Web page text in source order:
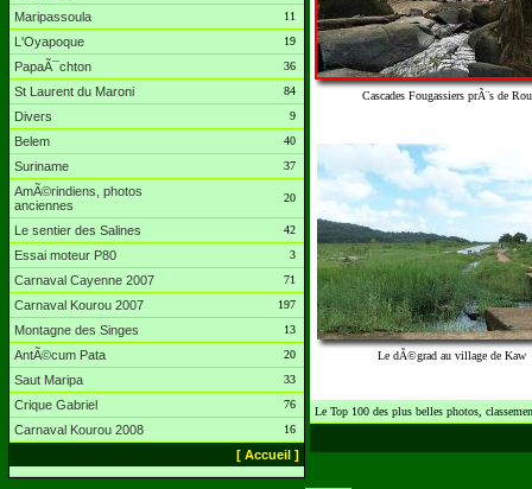
Maripassoula 11
L'Oyapoque 19
PapaÃ¯chton 36
St Laurent du Maroni 84
Divers 9
Belem 40
Suriname 37
AmÃ©rindiens, photos
anciennes
20
Le sentier des Salines 42
Essai moteur P80 3
Carnaval Cayenne 2007 71
Carnaval Kourou 2007 197
Montagne des Singes 13
AntÃ©cum Pata 20
Saut Maripa 33
Crique Gabriel 76
Carnaval Kourou 2008 16
[ Accueil ]
Cascades Fougassiers prÃ¨s de
Le dÃ©grad au village de Kaw
Le Top 100 des plus belles photos,